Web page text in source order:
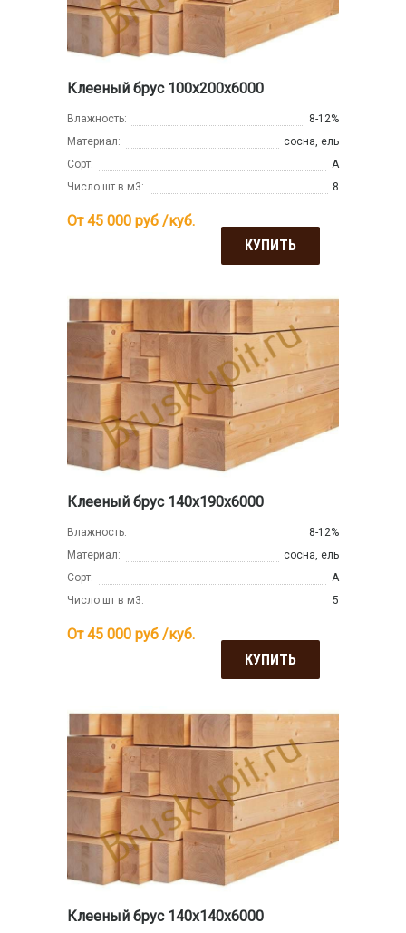
Клееный брус 100х200х6000
Влажность:
8-12%
Материал:
сосна, ель
Сорт:
А
Число шт в м3:
8
От 45 000 руб /куб.
КУПИТЬ
Клееный брус 140х190х6000
Влажность:
8-12%
Материал:
сосна, ель
Сорт:
А
Число шт в м3:
5
От 45 000 руб /куб.
КУПИТЬ
Клееный брус 140х140х6000